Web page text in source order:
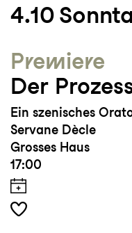
4.10
Premiere
Der
Ein szenisches
Servane Dècle
Grosses Haus
17:00